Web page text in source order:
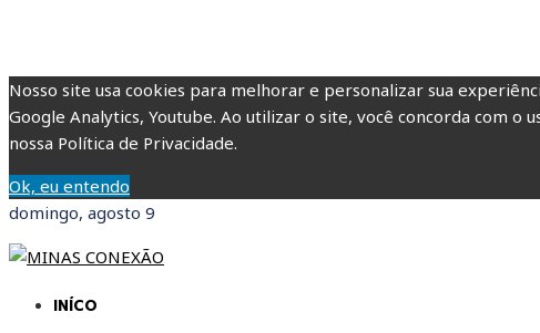
Nosso site usa cookies para melhorar e personalizar sua
Google Analytics, Youtube. Ao utilizar o site, você concorda com o
nossa Política de Privacidade.
Ok, eu entendo
domingo, agosto 9
INÍCO